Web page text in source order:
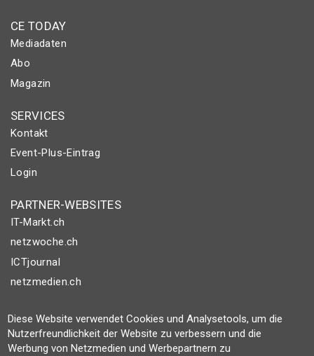
CE TODAY
Mediadaten
Abo
Magazin
SERVICES
Kontakt
Event-Plus-Eintrag
Login
PARTNER-WEBSITES
IT-Markt.ch
netzwoche.ch
ICTjournal
netzmedien.ch
© NETZMEDIEN AG 2026
Impressum
AGB
Diese Website verwendet Cookies und Analysetools, um die
Nutzerfreundlichkeit der Website zu verbessern und die
Werbung von Netzmedien und Werbepartnern zu